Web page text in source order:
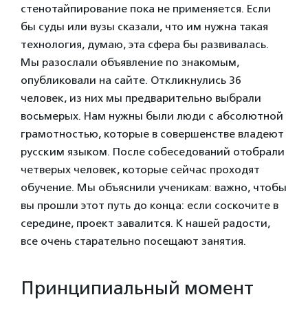
стенотайпирование пока не применяется. Если
бы суды или вузы сказали, что им нужна такая
технология, думаю, эта сфера бы развивалась.
Мы разослали объявление по знакомым,
опубликовали на сайте. Откликнулись 36
человек, из них мы предварительно выбрали
восьмерых. Нам нужны были люди с абсолютной
грамотностью, которые в совершенстве владеют
русским языком. После собеседований отобрали
четверых человек, которые сейчас проходят
обучение. Мы объяснили ученикам: важно, чтобы
вы прошли этот путь до конца: если соскочите в
середине, проект завалится. К нашей радости,
все очень старательно посещают занятия.
Принципиальный момент